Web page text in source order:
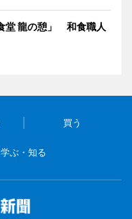
堂 龍の憩」 和食職人
買う
学ぶ・知る